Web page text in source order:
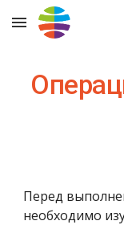
Skip to main content
Перед
необходимо